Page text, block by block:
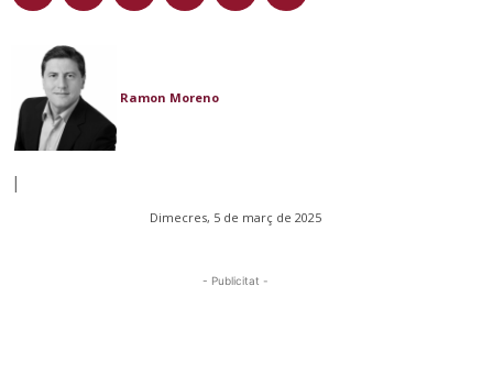
Ramon Moreno
|
Dimecres, 5 de març de 2025
- Publicitat -